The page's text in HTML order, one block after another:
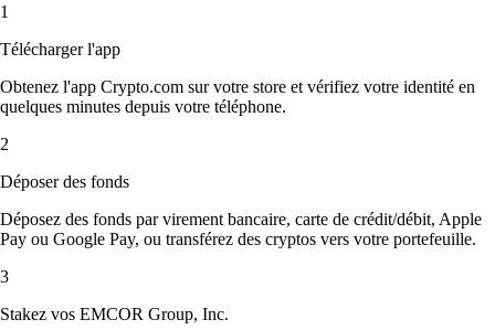
1
Télécharger l'app
Obtenez l'app Crypto.com sur votre store et vérifiez votre identité en
quelques minutes depuis votre téléphone.
2
Déposer des fonds
Déposez des fonds par virement bancaire, carte de crédit/débit, Apple
Pay ou Google Pay, ou transférez des cryptos vers votre portefeuille.
3
Stakez vos EMCOR Group, Inc.